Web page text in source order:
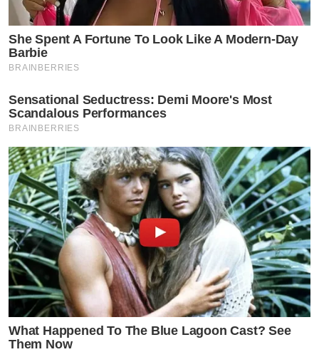
She Spent A Fortune To Look Like A Modern-Day
Barbie
BRAINBERRIES
Sensational Seductress: Demi Moore's Most
Scandalous Performances
BRAINBERRIES
What Happened To The Blue Lagoon Cast? See
Them Now